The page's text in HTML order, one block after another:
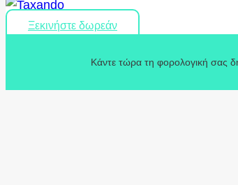
Ξεκινήστε δωρεάν
Κάντε τώρα τη φορολογική σας